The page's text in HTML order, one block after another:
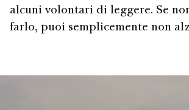
alcuni volontari di leggere. Se
farlo, puoi semplicemente non